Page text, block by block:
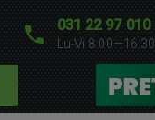
031 22 97 010
Lu-Vi 8:00—16:30